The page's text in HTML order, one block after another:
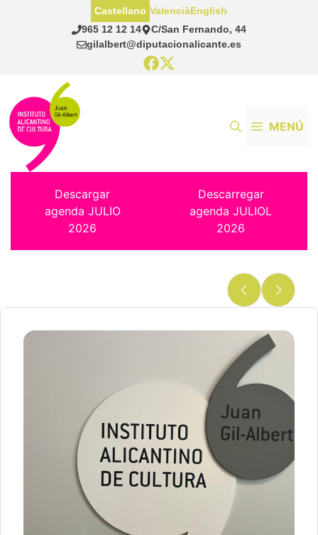
965 12 12 14
C/San Fernando, 44
gilalbert@diputacionalicante.es
Castellano ValenciàEnglish
MENÚ
Descargar
agenda JULIO
2026
Descarregar
agenda JULIOL
2026